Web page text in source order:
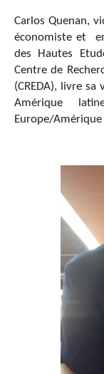
Carlos Quenan,
économiste et
des Hautes
Centre de
(CREDA), livre
Amérique
Europe/Amérique